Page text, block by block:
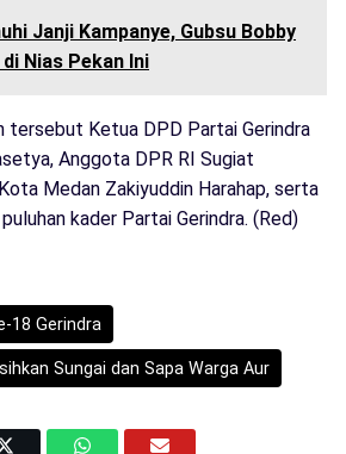
Janji Kampanye, Gubsu Bobby
Nias Pekan Ini
tersebut Ketua DPD Partai Gerindra
Anggota DPR RI Sugiat
Medan Zakiyuddin Harahap, serta
kader Partai Gerindra. (Red)
18 Gerindra
Sungai dan Sapa Warga Aur